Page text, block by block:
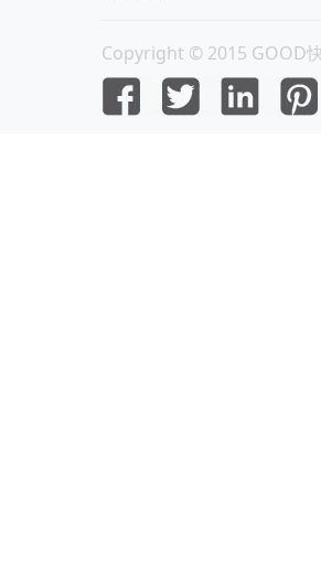
Copyright © 2015 GOOD